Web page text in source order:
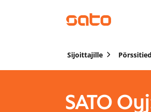
Sijoittajille
SATO